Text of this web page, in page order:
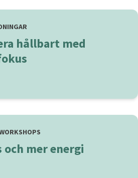
hållbart med
och mer energi